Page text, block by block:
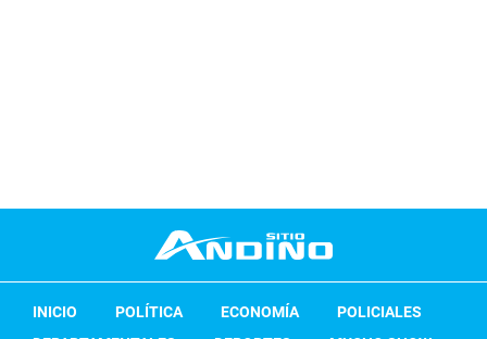
INICIO POLÍTICA ECONOMÍA
POLICIALES